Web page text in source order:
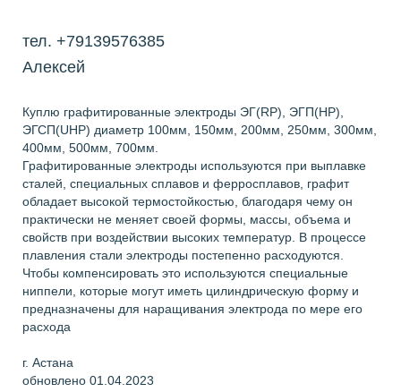
тел. +79139576385
Алексей
Куплю графитированные электроды ЭГ(RP), ЭГП(HP),
ЭГСП(UHP) диаметр 100мм, 150мм, 200мм, 250мм, 300мм,
400мм, 500мм, 700мм.
Графитированные электроды используются при выплавке
сталей, специальных сплавов и ферросплавов, графит
обладает высокой термостойкостью, благодаря чему он
практически не меняет своей формы, массы, объема и
свойств при воздействии высоких температур. В процессе
плавления стали электроды постепенно расходуются.
Чтобы компенсировать это используются специальные
ниппели, которые могут иметь цилиндрическую форму и
предназначены для наращивания электрода по мере его
расхода
г. Астана
обновлено 01.04.2023